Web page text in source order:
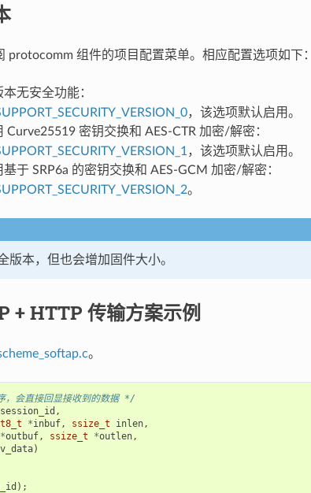
组件的项目配置菜单。相应配置选项如下：
本无安全功能：
，该选项默认启用。
Curve25519 密钥交换和 AES-CTR 加密/解密：
，该选项默认启用。
基于 SRP6a 的密钥交换和 AES-GCM 加密/解密：
。
版本，但也会增加固件大小。
+ HTTP 传输方案示例
。
会直接回显接收到的数据 */
session_id ,
*inbuf, ssize_t inlen,
outbuf, ssize_t *outlen,
)
);